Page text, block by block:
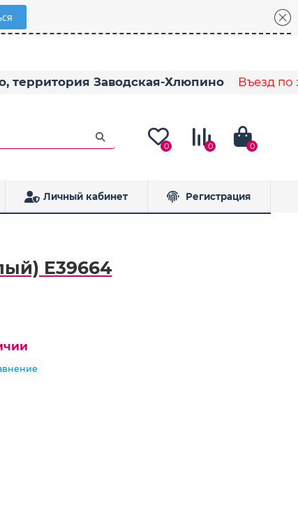
территория Заводская-Хлюпино Въезд по
0 0 0
Личный кабинет Регистрация
E39664